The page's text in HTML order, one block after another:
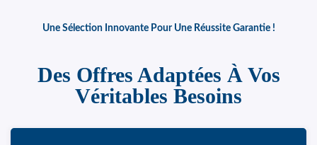
Une Sélection Innovante Pour Une Réussite Garantie !
Des Offres Adaptées À Vos
Véritables Besoins